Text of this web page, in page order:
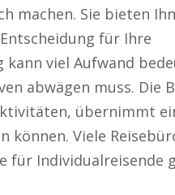
machen. Sie bieten
für Ihre
viel Aufwand
abwägen muss. Die
übernimmt
können. Viele
für Individualreisende